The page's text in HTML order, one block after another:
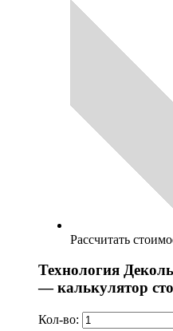
Рассчитать
Технология
— калькулятор
Кол-во: